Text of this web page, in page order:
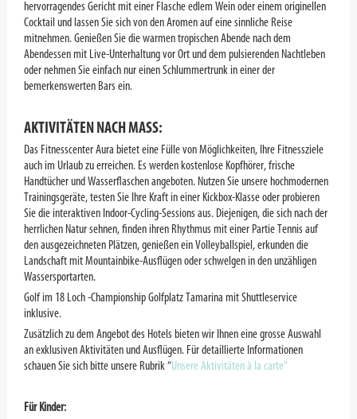
hervorragendes Gericht mit einer Flasche edlem Wein oder einem originellen
Cocktail und lassen Sie sich von den Aromen auf eine sinnliche Reise
mitnehmen. Genießen Sie die warmen tropischen Abende nach dem
Abendessen mit Live-Unterhaltung vor Ort und dem pulsierenden Nachtleben
oder nehmen Sie einfach nur einen Schlummertrunk in einer der
bemerkenswerten Bars ein.
AKTIVITÄTEN NACH MASS:
Das Fitnesscenter Aura bietet eine Fülle von Möglichkeiten, Ihre Fitnessziele
auch im Urlaub zu erreichen. Es werden kostenlose Kopfhörer, frische
Handtücher und Wasserflaschen angeboten. Nutzen Sie unsere hochmodernen
Trainingsgeräte, testen Sie Ihre Kraft in einer Kickbox-Klasse oder probieren
Sie die interaktiven Indoor-Cycling-Sessions aus. Diejenigen, die sich nach der
herrlichen Natur sehnen, finden ihren Rhythmus mit einer Partie Tennis auf
den ausgezeichneten Plätzen, genießen ein Volleyballspiel, erkunden die
Landschaft mit Mountainbike-Ausflügen oder schwelgen in den unzähligen
Wassersportarten.
Golf im 18 Loch -Championship Golfplatz Tamarina mit Shuttleservice
inklusive.
Zusätzlich zu dem Angebot des Hotels bieten wir Ihnen eine grosse Auswahl
an exklusiven Aktivitäten und Ausflügen. Für detaillierte Informationen
schauen Sie sich bitte unsere Rubrik “Unsere Aktivitäten à la carte"
Für Kinder: